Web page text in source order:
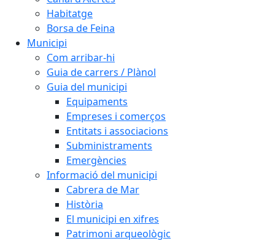
Habitatge
Borsa de Feina
Municipi
Com arribar-hi
Guia de carrers / Plànol
Guia del municipi
Equipaments
Empreses i comerços
Entitats i associacions
Subministraments
Emergències
Informació del municipi
Cabrera de Mar
Història
El municipi en xifres
Patrimoni arqueològic